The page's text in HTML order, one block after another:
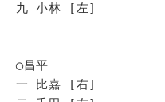
九 小林 [左]
◯昌平
一 比嘉 [右]